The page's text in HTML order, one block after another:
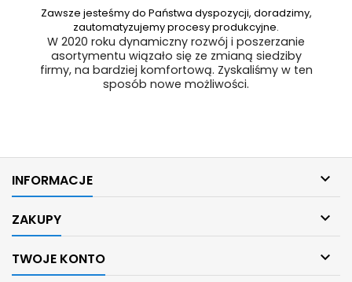
Zawsze jesteśmy do Państwa dyspozycji, doradzimy,
zautomatyzujemy procesy produkcyjne.
W 2020 roku dynamiczny rozwój i poszerzanie
asortymentu wiązało się ze zmianą siedziby
firmy, na bardziej komfortową. Zyskaliśmy w ten
sposób nowe możliwości.
INFORMACJE 
ZAKUPY 
TWOJE KONTO 